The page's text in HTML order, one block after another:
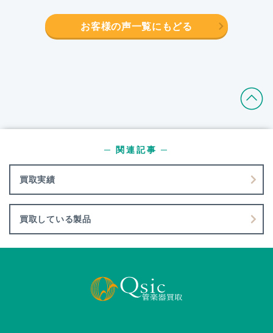
お客様の声一覧にもどる
買取実績
─ 関連記事 ─
買取している製品